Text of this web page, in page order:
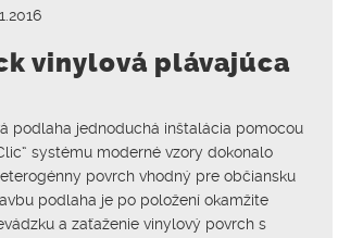
vinylová plávajúca
podlaha jednoduchá inštalácia pomocou
systému moderné vzory dokonalo
povrch vhodný pre občiansku
podlaha je po položení okamžite
a zaťaženie vinylový povrch s